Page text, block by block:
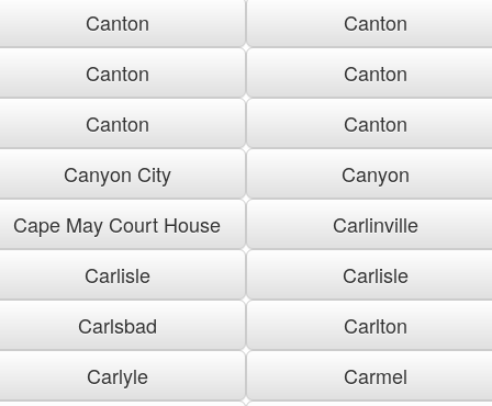
Canton
Canton
Canton
Canton
Canton
Canton
Canyon City
Canyon
Cape May Court House
Carlinville
Carlisle
Carlisle
Carlsbad
Carlton
Carlyle
Carmel